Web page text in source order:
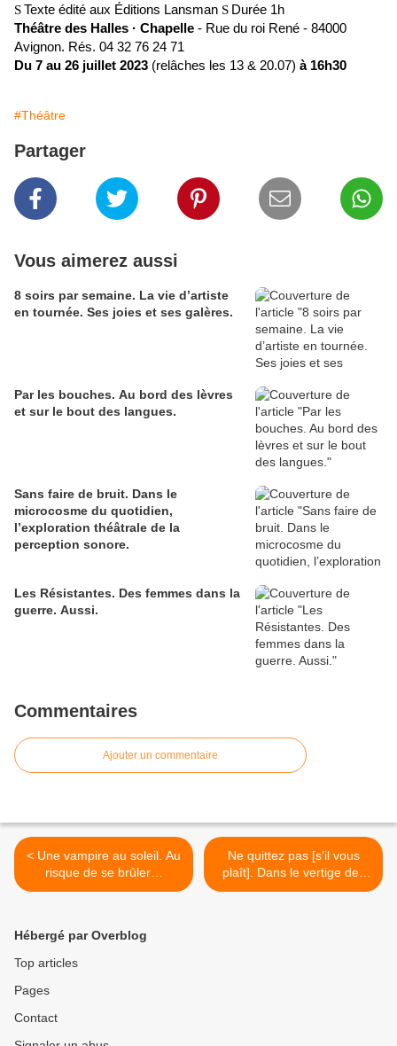
STexte édité aux Éditions Lansman S Durée 1h
Théâtre des Halles · Chapelle - Rue du roi René - 84000
Avignon. Rés. 04 32 76 24 71
Du 7 au 26 juillet 2023 (relâches les 13 & 20.07) à 16h30
#Théâtre
Partager
Vous aimerez aussi
8 soirs par semaine. La vie d’artiste
en tournée. Ses joies et ses galères.
Par les bouches. Au bord des lèvres
et sur le bout des langues.
Sans faire de bruit. Dans le
microcosme du quotidien,
l’exploration théâtrale de la
perception sonore.
Les Résistantes. Des femmes dans la
guerre. Aussi.
Commentaires
Ajouter un commentaire
< Une vampire au soleil. Au
risque de se brûler…
Ne quittez pas [s’il vous
plaît]. Dans le vertige des
communications tronquées.
Hébergé par Overblog
Top articles
Pages
Contact